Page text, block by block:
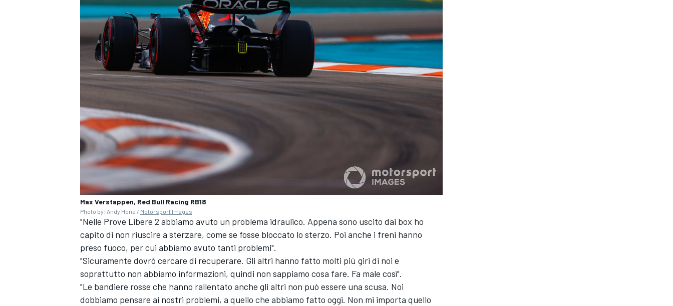
ENDURANCE/GT
Max Verstappen, Red Bull Racing RB18
Photo by: Andy Hone / Motorsport Images
"Nelle Prove Libere 2 abbiamo avuto un problema idraulico. Appena sono uscito dai box ho
capito di non riuscire a sterzare, come se fosse bloccato lo sterzo. Poi anche i freni hanno
preso fuoco, per cui abbiamo avuto tanti problemi".
"Sicuramente dovrò cercare di recuperare. Gli altri hanno fatto molti più giri di noi e
soprattutto non abbiamo informazioni, quindi non sappiamo cosa fare. Fa male così".
"Le bandiere rosse che hanno rallentato anche gli altri non può essere una scusa. Noi
dobbiamo pensare ai nostri problemi, a quello che abbiamo fatto oggi. Non mi importa quello